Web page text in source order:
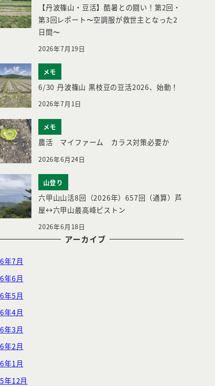
【丹波篠山・豆活】酷暑との闘い！第2回・
第3回レポート〜空調服が救世主となった2
日間〜
2026年7月19日
メモ
6/30 丹波篠山 黒枝豆の豆活2026、始動！
2026年7月1日
メモ
農活 マイファーム カラス対策必要か
2026年6月24日
山登り
六甲山山活8回（2026年）657回（通算）芦
屋↔︎六甲山最高峰ピストン
2026年6月18日
アーカイブ
年7月
年6月
年5月
年4月
年3月
年2月
年1月
年12月